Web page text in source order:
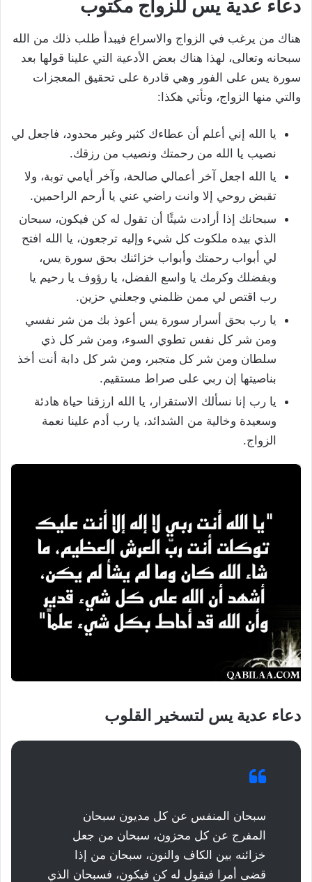
دعاء عدية يس للزواج مكتوب
هناك من يرغب في الزواج والاسراع فيبدأ طلب ذلك من الله
سبحانه وتعالى، لهذا هناك بعض الأدعية التي علينا قولها بعد
سورة يس على الفور وهي قادرة على تحقيق المعجزات
والتي منها الزواج، وتأتي هكذا:
يا الله إني أعلم أن عطاءك كثير وغير محدود، فاجعل لي
نصيب يا الله من رحمتك ونصيب من رزقك.
يا الله اجعل آخر أعمالي صالحة، وآخر أيامي توبة، ولا
تقبض روحي إلا وانت راضي عني يا أرحم الراحمين.
سبحانك إذا أرادت شيئًا أن تقول له كن فيكون، سبحان
الذي بيده ملكوت كل شيء وإليه ترجعون، يا الله افتح
لي أبواب رحمتك وأبواب خزائنك بحق سورة يس،
وبفضلك وكرمك يا واسع الفضل، يا رؤوف يا رحيم يا
رب اقتص لي ممن ظلمني وجعلني حزين.
يا رب بحق أسرار سورة يس أعوذ بك من شر نفسي
ومن شر كل نفس تطوي السوء، ومن شر كل ذي
سلطان ومن شر كل متجبر، ومن شر كل دابة أنت أخذ
بناصيتها إن ربي على صراط مستقيم.
يا رب إنا نسألك الاستقرار، يا الله ارزقنا حياة هادئة
وسعيدة وخالية من الشدائد، يا رب أدم علينا نعمة
الزواج.
دعاء عدية يس لتسخير القلوب
سبحان المنفس عن كل مديون سبحان
المفرج عن كل محزون، سبحان من جعل
خزائنه بين الكاف والنون، سبحان من إذا
قضى أمرا فيقول له كن فيكون، فسبحان الذي